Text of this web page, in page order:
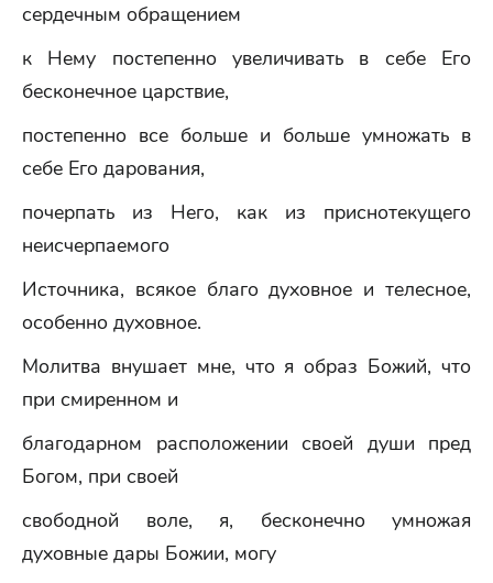
сердечным обращением
к Нему постепенно увеличивать в себе Его
бесконечное царствие,
постепенно все больше и больше умножать в
себе Его дарования,
почерпать из Него, как из приснотекущего
неисчерпаемого
Источника, всякое благо духовное и телесное,
особенно духовное.
Молитва внушает мне, что я образ Божий, что
при смиренном и
благодарном расположении своей души пред
Богом, при своей
свободной воле, я, бесконечно умножая
духовные дары Божии, могу